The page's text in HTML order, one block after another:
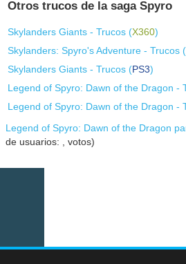
Otros trucos de la saga Spyro
Skylanders Giants - Trucos (X360)
Skylanders: Spyro's Adventure - Trucos (
Skylanders Giants - Trucos (PS3)
Legend of Spyro: Dawn of the Dragon -
Legend of Spyro: Dawn of the Dragon -
Legend of Spyro: Dawn of the Dragon
de usuarios:
,votos)